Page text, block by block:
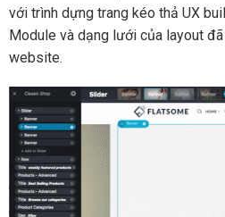
với trình dựng trang kéo thả UX
Module và dạng lưới của layout
website.